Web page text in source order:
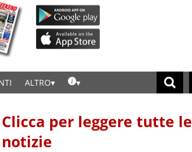
ALTRO
Clicca per leggere tutte le
notizie